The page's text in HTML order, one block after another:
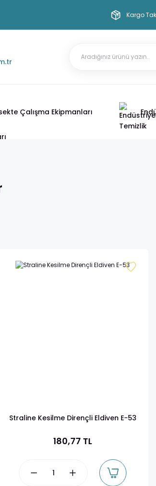
Kargo
Çalışma Ekipmanları
Straline Kesilme Dirençli Eldiven E-53
180,77 TL